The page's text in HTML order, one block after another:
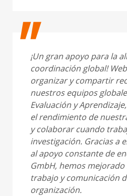
¡Un gran apoyo para la
coordinación global!
organizar y compartir
nuestros equipos
Evaluación y
el rendimiento de
y colaborar cuando
investigación. Gracias a
al apoyo constante de
GmbH, hemos
trabajo y comunicación
organización.